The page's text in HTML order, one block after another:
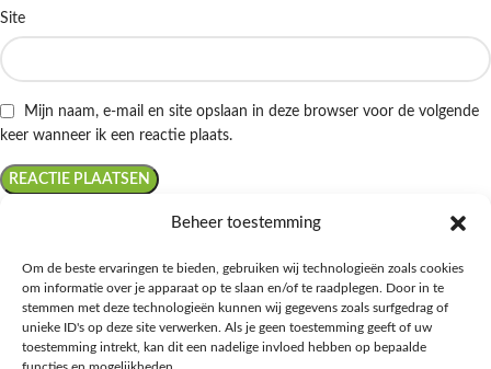
Beheer toestemming
Om de beste ervaringen te bieden, gebruiken wij technologieën zoals cookies
om informatie over je apparaat op te slaan en/of te raadplegen. Door in te
stemmen met deze technologieën kunnen wij gegevens zoals surfgedrag of
unieke ID's op deze site verwerken. Als je geen toestemming geeft of uw
toestemming intrekt, kan dit een nadelige invloed hebben op bepaalde
Site
Mijn naam, e-mail en site opslaan in deze browser voor de volgende
keer wanneer ik een reactie plaats.
Ontdek de beste keto-vriendelijke keuzes van Albert Heijn, verrijk je
kennis met onze diepgaande blogs over het keto-dieet, en deel jouw
favoriete keto recepten in onze bruisende online gemeenschap!